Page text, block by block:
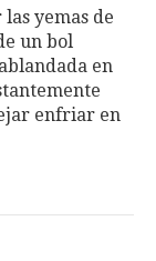
yemas de
un bol
en
enfriar en